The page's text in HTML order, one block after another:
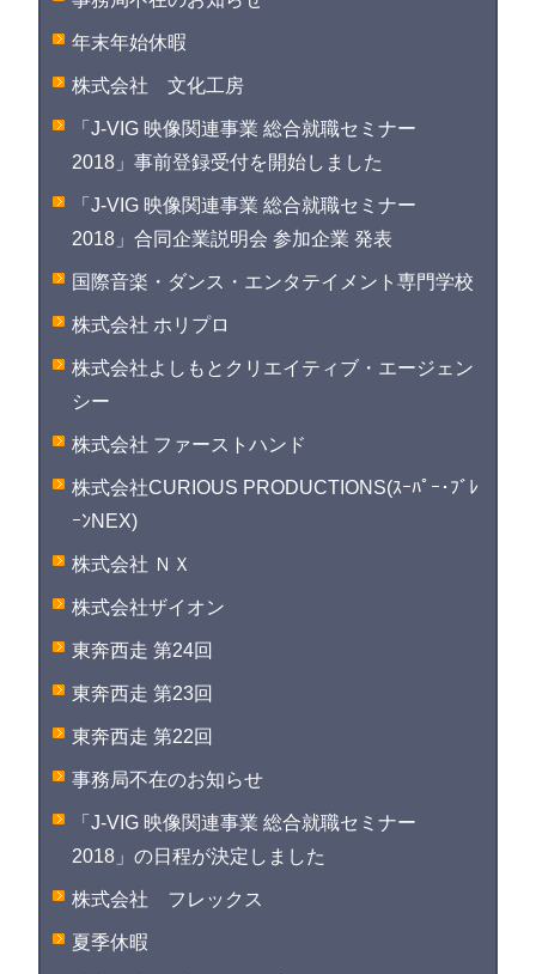
年末年始休暇
株式会社 文化工房
「J-VIG 映像関連事業 総合就職セミナー
2018」事前登録受付を開始しました
「J-VIG 映像関連事業 総合就職セミナー
2018」合同企業説明会 参加企業 発表
国際音楽・ダンス・エンタテイメント専門学校
株式会社 ホリプロ
株式会社よしもとクリエイティブ・エージェン
シー
株式会社 ファーストハンド
株式会社CURIOUS PRODUCTIONS(ｽｰﾊﾟｰ･ﾌﾞﾚ
ｰﾝNEX)
株式会社 ＮＸ
株式会社ザイオン
東奔西走 第24回
東奔西走 第23回
東奔西走 第22回
事務局不在のお知らせ
「J-VIG 映像関連事業 総合就職セミナー
2018」の日程が決定しました
株式会社 フレックス
夏季休暇